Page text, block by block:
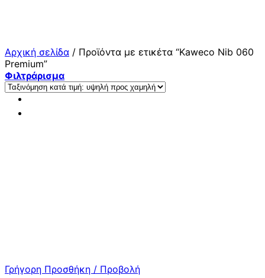
Αρχική σελίδα / Προϊόντα με ετικέτα “Kaweco Nib 060
Premium”
Φιλτράρισμα
Γρήγορη Προσθήκη / Προβολή